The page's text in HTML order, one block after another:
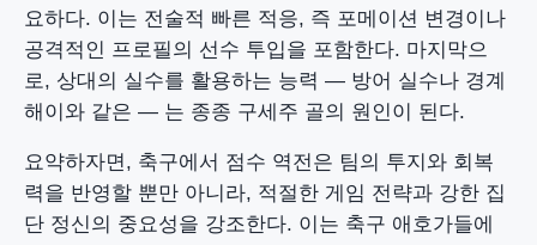
요하다. 이는 전술적 빠른 적응, 즉 포메이션 변경이나
공격적인 프로필의 선수 투입을 포함한다. 마지막으
로, 상대의 실수를 활용하는 능력 — 방어 실수나 경계
해이와 같은 — 는 종종 구세주 골의 원인이 된다.
요약하자면, 축구에서 점수 역전은 팀의 투지와 회복
력을 반영할 뿐만 아니라, 적절한 게임 전략과 강한 집
단 정신의 중요성을 강조한다. 이는 축구 애호가들에